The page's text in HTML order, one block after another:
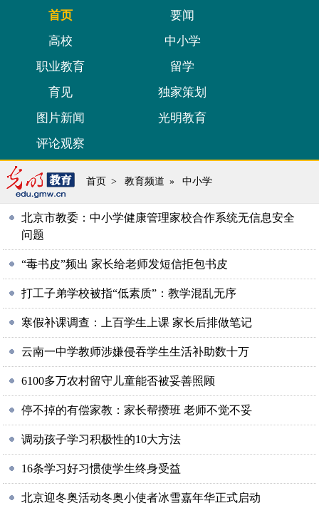
首页
要闻
高校
中小学
职业教育
留学
育见
独家策划
图片新闻
光明教育
评论观察
首页 > 教育频道 » 中小学
北京市教委：中小学健康管理家校合作系统无信息安全
问题
“毒书皮”频出 家长给老师发短信拒包书皮
打工子弟学校被指“低素质”：教学混乱无序
寒假补课调查：上百学生上课 家长后排做笔记
云南一中学教师涉嫌侵吞学生生活补助数十万
6100多万农村留守儿童能否被妥善照顾
停不掉的有偿家教：家长帮攒班 老师不觉不妥
调动孩子学习积极性的10大方法
16条学习好习惯使学生终身受益
北京迎冬奥活动冬奥小使者冰雪嘉年华正式启动